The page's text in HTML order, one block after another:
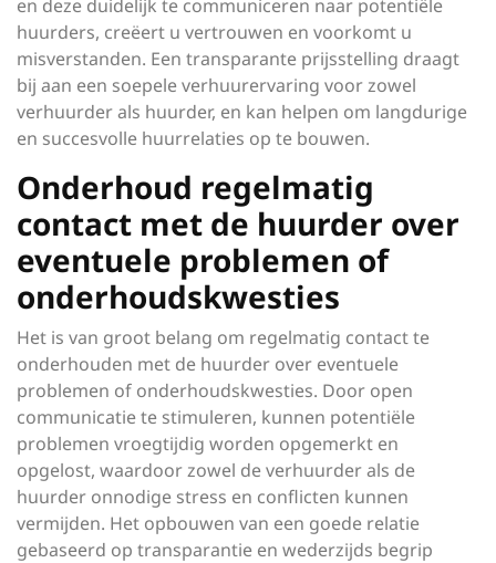
en deze duidelijk te communiceren naar potentiële
huurders, creëert u vertrouwen en voorkomt u
misverstanden. Een transparante prijsstelling draagt
bij aan een soepele verhuurervaring voor zowel
verhuurder als huurder, en kan helpen om langdurige
en succesvolle huurrelaties op te bouwen.
Onderhoud regelmatig
contact met de huurder over
eventuele problemen of
onderhoudskwesties
Het is van groot belang om regelmatig contact te
onderhouden met de huurder over eventuele
problemen of onderhoudskwesties. Door open
communicatie te stimuleren, kunnen potentiële
problemen vroegtijdig worden opgemerkt en
opgelost, waardoor zowel de verhuurder als de
huurder onnodige stress en conflicten kunnen
vermijden. Het opbouwen van een goede relatie
gebaseerd op transparantie en wederzijds begrip